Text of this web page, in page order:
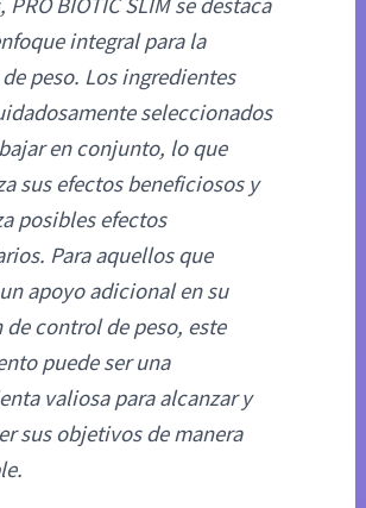
PRO BIOTIC SLIM se destaca
integral para la
peso. Los ingredientes
seleccionados
en conjunto, lo que
sus efectos beneficiosos y
posibles efectos
Para aquellos que
apoyo adicional en su
de control de peso, este
puede ser una
valiosa para alcanzar y
sus objetivos de manera